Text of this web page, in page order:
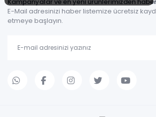
E-Mail adresinizi haber listemize ücretsiz
etmeye başlayın.